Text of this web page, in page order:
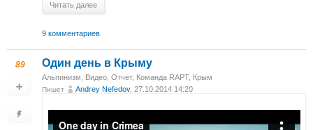
Читать далее
9 комментариев
89 Один день в Крыму
Альпинизм Видео Отчет, Команда RAPT, Крым
Пишет Andrey Nefedov, 27.10.2014 14:20